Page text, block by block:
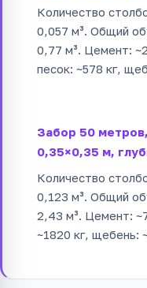
Количество
0,057 м³. Общий
0,77 м³. Цемент:
песок: ~578 кг,
Забор 50
0,35×0,35 м,
Количество
0,123 м³. Общий
2,43 м³. Цемент:
~1820 кг, щебень: